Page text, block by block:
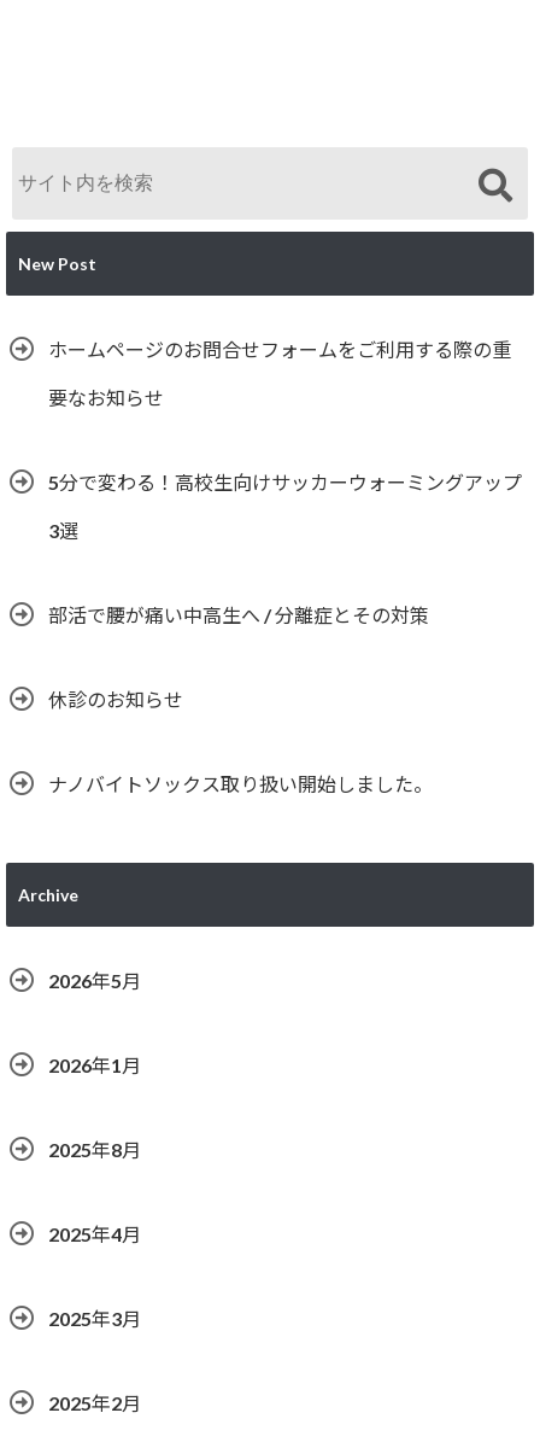
New Post
ホームページのお問合せフォームをご利用する際の重
要なお知らせ
5分で変わる！高校生向けサッカーウォーミングアップ
3選
部活で腰が痛い中高生へ / 分離症とその対策
休診のお知らせ
ナノバイトソックス取り扱い開始しました。
Archive
2026年5月
2026年1月
2025年8月
2025年4月
2025年3月
2025年2月